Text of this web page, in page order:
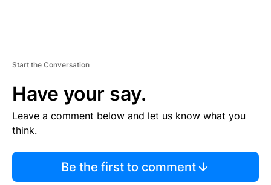
Start the Conversation
Have your say.
Leave a comment below and let us know what you
think.
Be the first to comment